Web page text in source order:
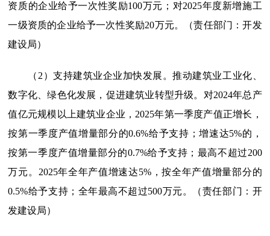
资质的企业给予一次性奖励100万元；对2025年度新增施工
一级资质的企业给予一次性奖励20万元。（责任部门：开发
建设局）
（2）支持建筑业企业加快发展。推动建筑业工业化、
数字化、绿色化发展，促进建筑业转型升级。对2024年总产
值亿元规模以上建筑业企业，2025年第一季度产值正增长，
按第一季度产值增量部分的0.6%给予支持；增速达5%的，
按第一季度产值增量部分的0.7%给予支持；最高不超过200
万元。2025年全年产值增速达5%，按全年产值增量部分的
0.5%给予支持；全年最高不超过500万元。（责任部门：开
发建设局）